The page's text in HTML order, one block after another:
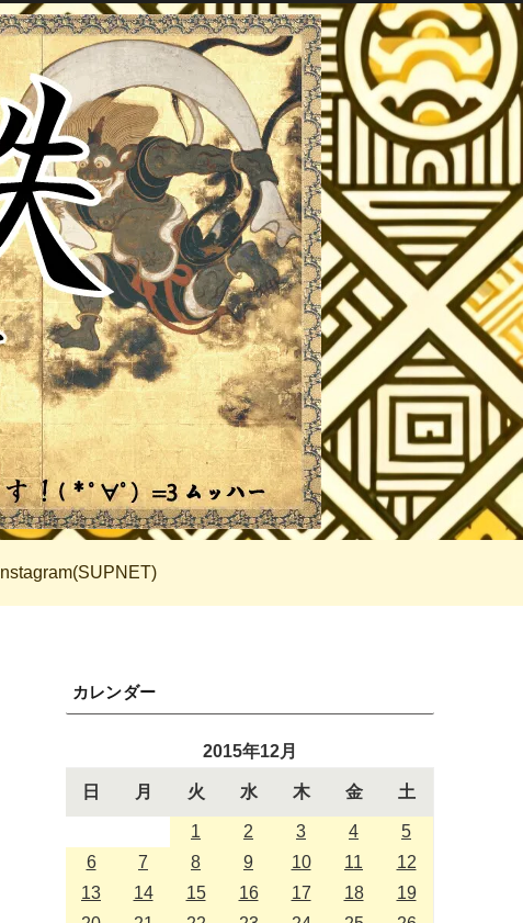
Instagram(SUPNET)
カレンダー
2015年12月
日 月 火 水 木 金 土
1 2 3 4
5
6
7 8 9 10 11
12
13
14 15 16 17 18
19